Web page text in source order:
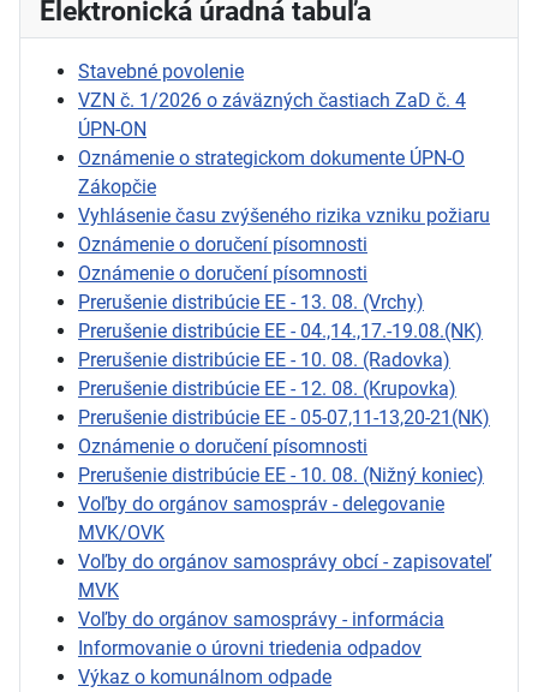
Elektronická úradná tabuľa
Stavebné povolenie
VZN č. 1/2026 o záväzných častiach ZaD č. 4
ÚPN-ON
Oznámenie o strategickom dokumente ÚPN-O
Zákopčie
Vyhlásenie času zvýšeného rizika vzniku požiaru
Oznámenie o doručení písomnosti
Oznámenie o doručení písomnosti
Prerušenie distribúcie EE - 13. 08. (Vrchy)
Prerušenie distribúcie EE - 04.,14.,17.-19.08.(NK)
Prerušenie distribúcie EE - 10. 08. (Radovka)
Prerušenie distribúcie EE - 12. 08. (Krupovka)
Prerušenie distribúcie EE - 05-07,11-13,20-21(NK)
Oznámenie o doručení písomnosti
Prerušenie distribúcie EE - 10. 08. (Nižný koniec)
Voľby do orgánov samospráv - delegovanie
MVK/OVK
Voľby do orgánov samosprávy obcí - zapisovateľ
MVK
Voľby do orgánov samosprávy - informácia
Informovanie o úrovni triedenia odpadov
Výkaz o komunálnom odpade